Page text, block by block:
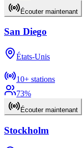
Écouter maintenant
San Diego
États-Unis
10+ stations
73%
Écouter maintenant
Stockholm